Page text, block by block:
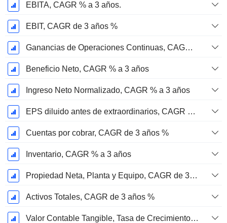
EBITA, CAGR % a 3 años.
EBIT, CAGR de 3 años %
Ganancias de Operaciones Continuas, CAGR de 3 Años %
Beneficio Neto, CAGR % a 3 años
Ingreso Neto Normalizado, CAGR % a 3 años
EPS diluido antes de extraordinarios, CAGR de 3 años %
Cuentas por cobrar, CAGR de 3 años %
Inventario, CAGR % a 3 años
Propiedad Neta, Planta y Equipo, CAGR de 3 Años %
Activos Totales, CAGR de 3 años %
Valor Contable Tangible, Tasa de Crecimiento Anual Compuesta de 3 Años %